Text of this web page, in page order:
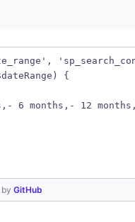
{
6 months,- 12
GitHub